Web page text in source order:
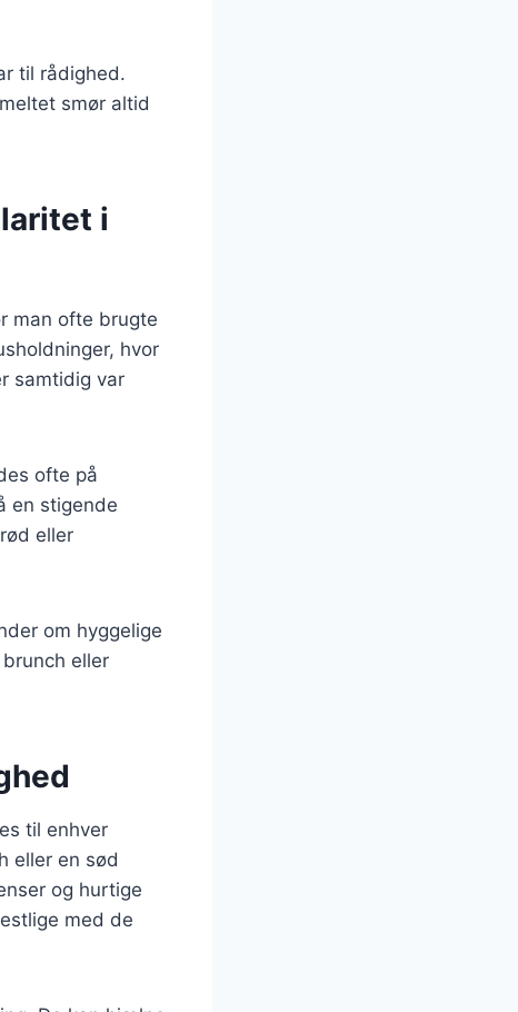
til rådighed.
smør altid
i
man ofte brugte
hvor
samtidig var
ofte på
en stigende
eller
om hyggelige
eller
til enhver
eller en sød
og hurtige
med de